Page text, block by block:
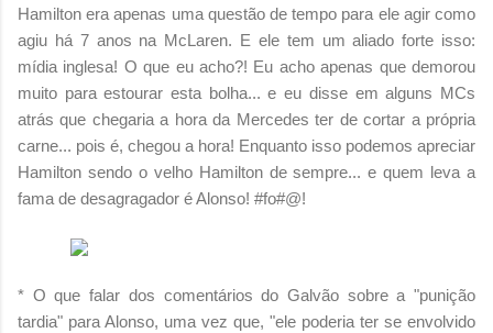
Hamilton era apenas uma questão de tempo para ele agir como
agiu há 7 anos na McLaren. E ele tem um aliado forte isso:
mídia inglesa! O que eu acho?! Eu acho apenas que demorou
muito para estourar esta bolha... e eu disse em alguns MCs
atrás que chegaria a hora da Mercedes ter de cortar a própria
carne... pois é, chegou a hora! Enquanto isso podemos apreciar
Hamilton sendo o velho Hamilton de sempre... e quem leva a
fama de desagragador é Alonso! #fo#@!
* O que falar dos comentários do Galvão sobre a "punição
tardia" para Alonso, uma vez que, "ele poderia ter se envolvido